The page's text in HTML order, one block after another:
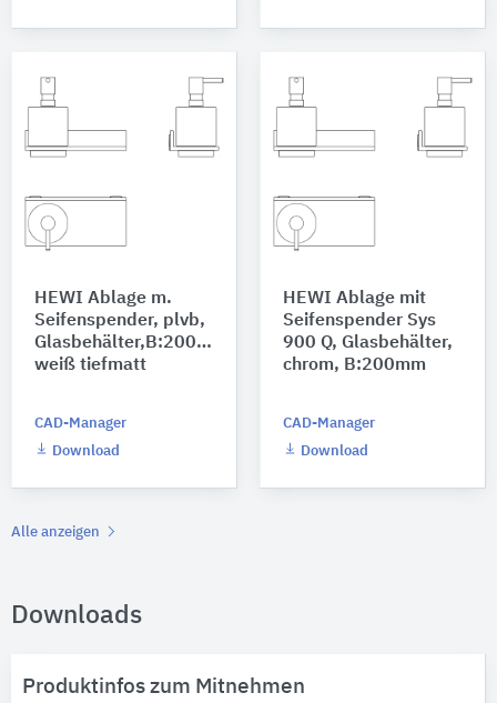
HEWI Ablage m.
Seifenspender, plvb,
Glasbehälter,B:200mm
weiß tiefmatt
CAD-Manager
Download
HEWI Ablage mit
Seifenspender Sys
900 Q, Glasbehälter,
chrom, B:200mm
CAD-Manager
Download
Alle anzeigen
Downloads
Produktinfos zum Mitnehmen